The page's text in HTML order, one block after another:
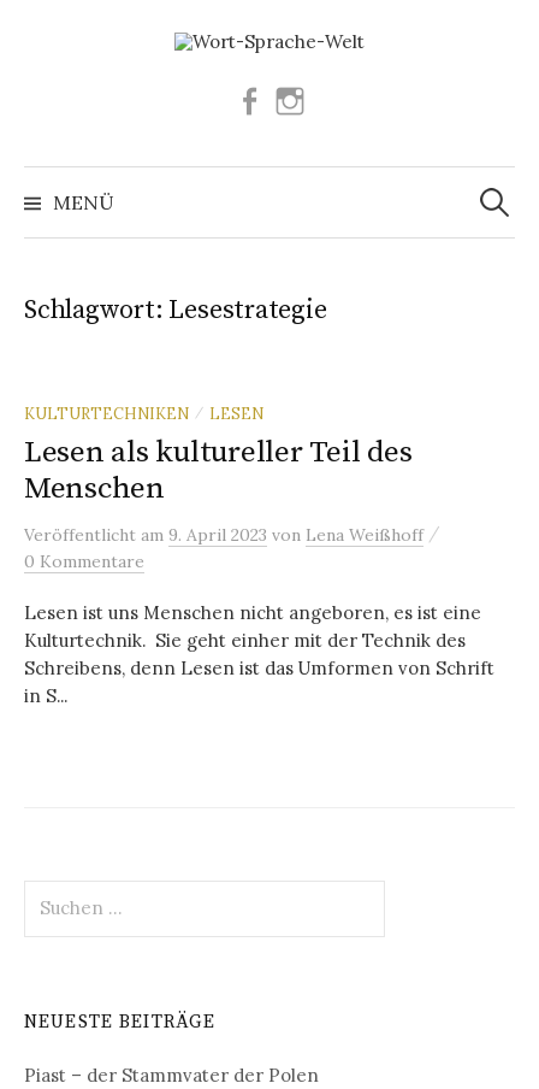
Facebook
MENÜ
Suchen
nach:
Schlagwort: Lesestrategie
KULTURTECHNIKEN / LESEN
Lesen als kultureller Teil des
Menschen
Veröffentlicht am 9. April 2023 von Lena Weißhoff /
0 Kommentare
Lesen ist uns Menschen nicht angeboren, es ist eine
Kulturtechnik. Sie geht einher mit der Technik des
Schreibens, denn Lesen ist das Umformen von Schrift
in S...
nach:
NEUESTE BEITRÄGE
Piast – der Stammvater der Polen